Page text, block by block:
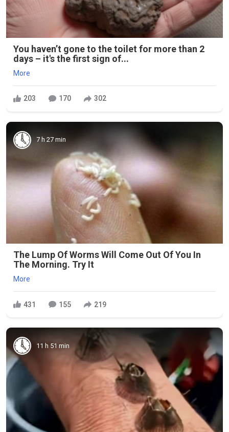
You haven’t gone to the toilet for more than 2
days – it's the first sign of...
More
203 170 302
7 h 27 min
The Lump Of Worms Will Come Out Of You In
The Morning. Try It
More
431 155 219
11 h 51 min